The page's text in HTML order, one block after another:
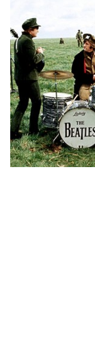
© 2026 eStránky.cz